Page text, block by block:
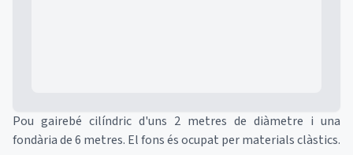
Pou gairebé cilíndric d'uns 2 metres de diàmetre i una
fondària de 6 metres. El fons és ocupat per materials clàstics.